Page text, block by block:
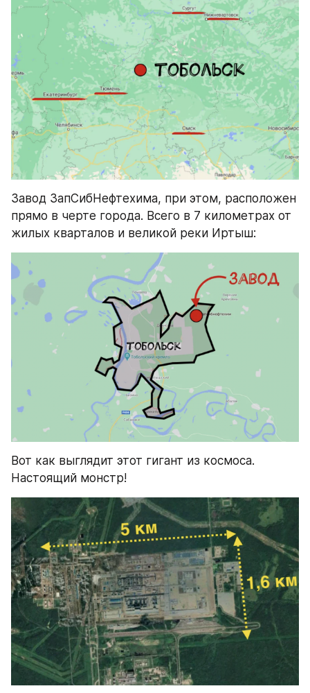
Завод ЗапСибНефтехима, при этом, расположен
прямо в черте города. Всего в 7 километрах от
жилых кварталов и великой реки Иртыш:
Вот как выглядит этот гигант из космоса.
Настоящий монстр!